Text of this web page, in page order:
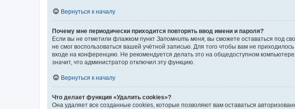
Вернуться к началу
Почему мне периодически приходится повторять ввод имени и пароля?
Если вы не отметили флажком пункт Запомнить меня, вы сможете оставаться под
не смог воспользоваться вашей учётной записью. Для того чтобы вам не
входе на конференцию. Не рекомендуется делать это на общедоступном
значит, что администратор отключил эту функцию.
Вернуться к началу
Что делает функция «Удалить cookies»?
Она удаляет все созданные cookies, которые позволяют вам оставаться